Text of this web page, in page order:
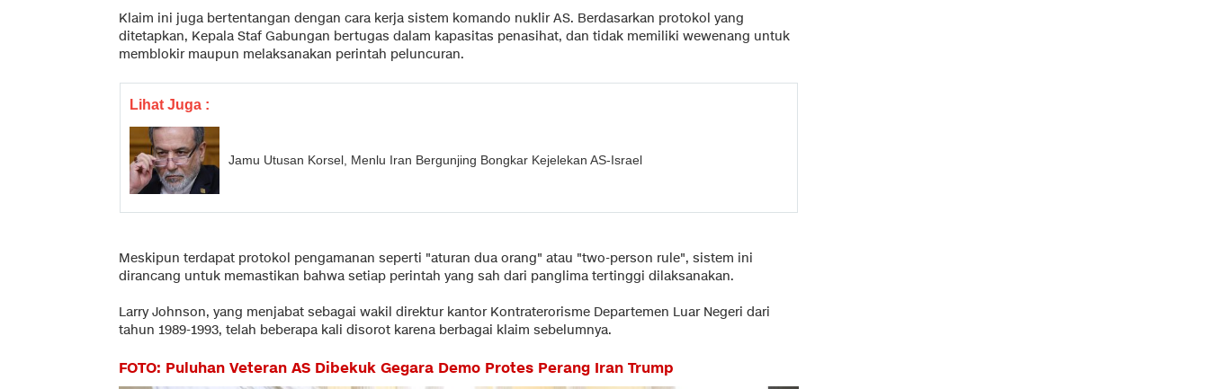
Klaim ini juga bertentangan dengan cara kerja sistem komando nuklir AS. Berdasarkan protokol yang
ditetapkan, Kepala Staf Gabungan bertugas dalam kapasitas penasihat, dan tidak memiliki wewenang untuk
memblokir maupun melaksanakan perintah peluncuran.
Lihat Juga :
Jamu Utusan Korsel, Menlu Iran Bergunjing Bongkar Kejelekan AS-Israel
Meskipun terdapat protokol pengamanan seperti "aturan dua orang" atau "two-person rule", sistem ini
dirancang untuk memastikan bahwa setiap perintah yang sah dari panglima tertinggi dilaksanakan.
Larry Johnson, yang menjabat sebagai wakil direktur kantor Kontraterorisme Departemen Luar Negeri dari
tahun 1989-1993, telah beberapa kali disorot karena berbagai klaim sebelumnya.
FOTO: Puluhan Veteran AS Dibekuk Gegara Demo Protes Perang Iran Trump